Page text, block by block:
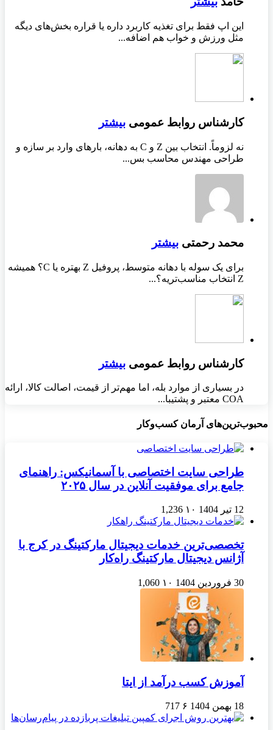
این اپ فقط برای تغذیه کاربرد داره یا قراره بخش‌های دیگه
مثل ورزش و خواب هم اضافه...
کارشناس روابط عمومی بیشتر
نه لزوماً. انتخاب بین Z و C به دهانه، بارهای وارد بر سازه و
طراحی مهندس محاسب بس...
محمد رحمتی بیشتر
برای یک سوله با دهانه متوسط، پروفیل Z بهتره یا C؟ همیشه
Z انتخاب مناسب‌تریه؟...
کارشناس روابط عمومی بیشتر
در بسیاری از موارد بله، اما مهم‌تر از قیمت، اصالت کالا، ارائه
COA معتبر و پشتیبا...
محبوب‌ترین‌های آرمان کسب‌وکار
طراحی سایت اختصاصی با آسمانیکس: راهنمای
جامع برای موفقیت آنلاین در سال ۲۰۲۵
12 تیر 1404 ۱۰ 1,236
تخصصی‌ترین خدمات دیجیتال مارکتینگ در کرج با
آژانس دیجیتال مارکتینگ راه‌کار
30 فروردین 1404 ۱۰ 1,060
آموزش کسب درآمد از ایتا
18 بهمن 1404 ۶ 717